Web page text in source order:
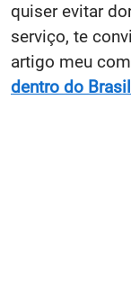
quiser evitar
serviço, te
artigo meu
dentro do Brasil